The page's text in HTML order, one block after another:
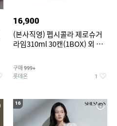
16,900
(본사직영) 펩시콜라 제로슈거
라임310ml 30캔(1BOX) 외 롯
구매 999+
롯데온 1
16